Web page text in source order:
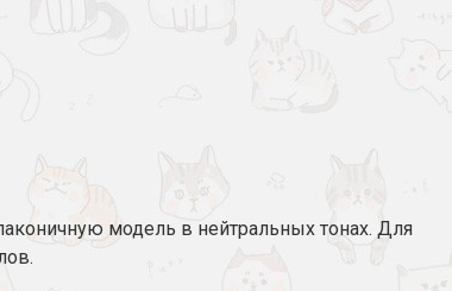
модель в нейтральных тонах. Для